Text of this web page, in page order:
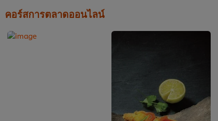
คอร์สการตลาดออนไลน์